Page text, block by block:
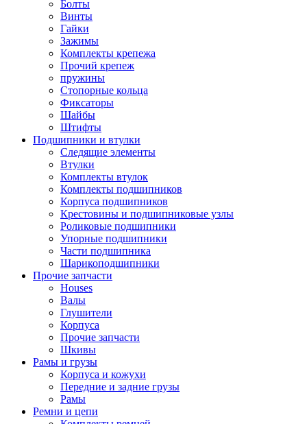
Болты
Винты
Гайки
Зажимы
Комплекты крепежа
Прочий крепеж
пружины
Стопорные кольца
Фиксаторы
Шайбы
Штифты
Подшипники и втулки
Следящие элементы
Втулки
Комплекты втулок
Комплекты подшипников
Корпуса подшипников
Крестовины и подшипниковые узлы
Роликовые подшипники
Упорные подшипники
Части подшипника
Шарикоподшипники
Прочие запчасти
Houses
Валы
Глушители
Корпуса
Прочие запчасти
Шкивы
Рамы и грузы
Корпуса и кожухи
Передние и задние грузы
Рамы
Ремни и цепи